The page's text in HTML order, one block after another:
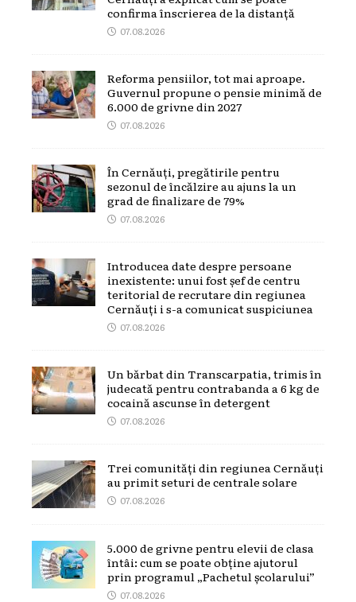
confirma înscrierea de la distanță
07.08.2026
Reforma pensiilor, tot mai aproape.
Guvernul propune o pensie minimă de
6.000 de grivne din 2027
07.08.2026
În Cernăuți, pregătirile pentru
sezonul de încălzire au ajuns la un
grad de finalizare de 79%
07.08.2026
Introducea date despre persoane
inexistente: unui fost șef de centru
teritorial de recrutare din regiunea
Cernăuți i s-a comunicat suspiciunea
07.08.2026
Un bărbat din Transcarpatia, trimis în
judecată pentru contrabanda a 6 kg de
cocaină ascunse în detergent
07.08.2026
Trei comunități din regiunea Cernăuți
au primit seturi de centrale solare
07.08.2026
5.000 de grivne pentru elevii de clasa
întâi: cum se poate obține ajutorul
prin programul „Pachetul școlarului”
07.08.2026